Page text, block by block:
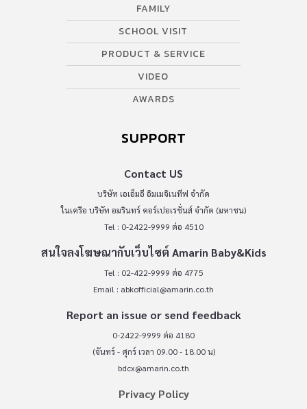
FAMILY
SCHOOL VISIT
PRODUCT & SERVICE
VIDEO
AWARDS
SUPPORT
Contact US
บริษัท เอเอ็มอี อิมเมจิเนทีฟ จำกัด
ในเครือ บริษัท อมรินทร์ คอร์เปอเรชั่นส์ จำกัด (มหาชน)
Tel : 0-2422-9999 ต่อ 4510
สนใจลงโฆษณากับเว็บไซต์ Amarin Baby&Kids
Tel : 02-422-9999 ต่อ 4775
Email : abkofficial@amarin.co.th
Report an issue or send feedback
0-2422-9999 ต่อ 4180
(จันทร์ - ศุกร์ เวลา 09.00 - 18.00 น)
bdcx@amarin.co.th
Privacy Policy